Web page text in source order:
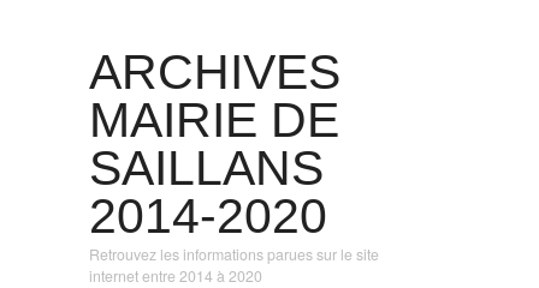
ARCHIVES
MAIRIE DE
SAILLANS
2014-2020
Retrouvez les informations parues sur le site
internet entre 2014 à 2020